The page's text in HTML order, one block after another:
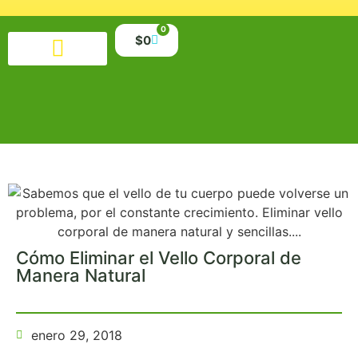
$0
0
Cómo Eliminar el Vello Corporal de
Manera Natural
enero 29, 2018